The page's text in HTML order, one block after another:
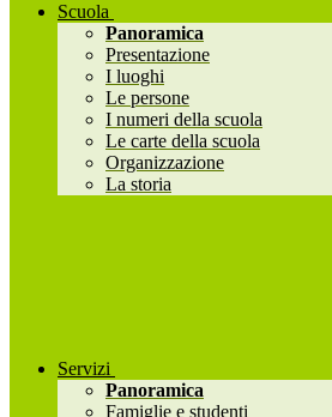
Scuola
Panoramica
Presentazione
I luoghi
Le persone
I numeri della scuola
Le carte della scuola
Organizzazione
La storia
Servizi
Panoramica
Famiglie e studenti